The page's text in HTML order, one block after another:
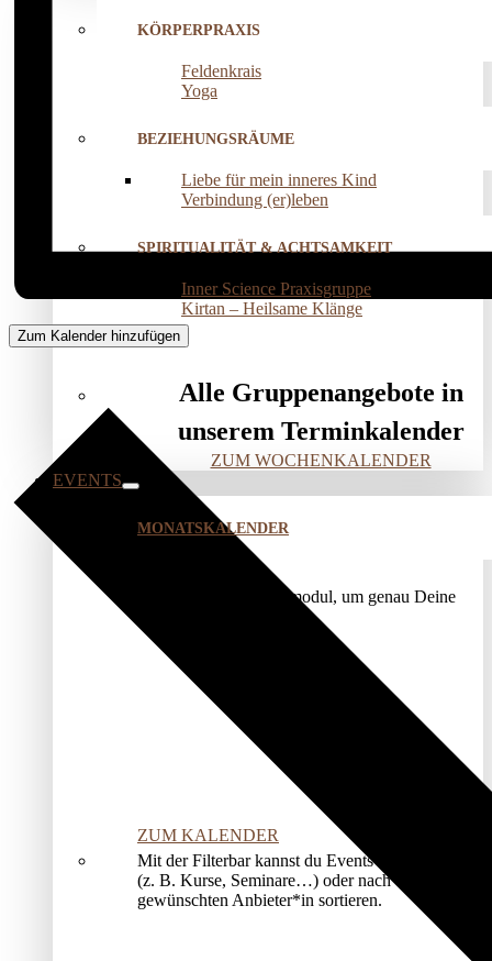
KÖRPERPRAXIS
Feldenkrais
Yoga
BEZIEHUNGSRÄUME
Liebe für mein inneres Kind
Verbindung (er)leben
SPIRITUALITÄT & ACHTSAMKEIT
Inner Science Praxisgruppe
Kirtan – Heilsame Klänge
Alle Gruppenangebote in
unserem Terminkalender
ZUM WOCHENKALENDER
EVENTS
MONATSKALENDER
Nutze unser Kalendermodul, um genau Deine
ZUM KALENDER
Mit der Filterbar kannst du Events nach Kategorien
(z. B. Kurse, Seminare…) oder nach deinem*r
gewünschten Anbieter*in sortieren.
Zum Kalender hinzufügen